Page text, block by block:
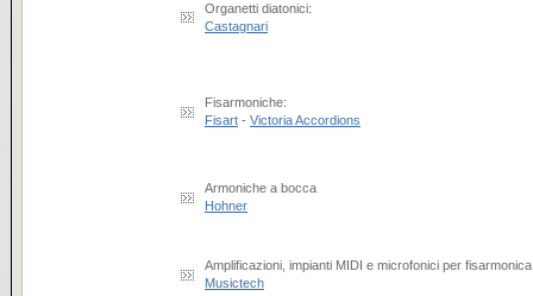
Organetti diatonici:
Castagnari
Fisarmoniche:
Fisart - Victoria Accordions
Armoniche a bocca
Hohner
Amplificazioni, impianti MIDI e microfonici per
Musictech